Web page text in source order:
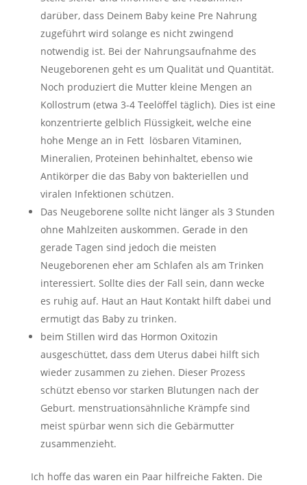
darüber, dass Deinem Baby keine Pre Nahrung
zugeführt wird solange es nicht zwingend
notwendig ist. Bei der Nahrungsaufnahme des
Neugeborenen geht es um Qualität und Quantität.
Noch produziert die Mutter kleine Mengen an
Kollostrum (etwa 3-4 Teelöffel täglich). Dies ist eine
konzentrierte gelblich Flüssigkeit, welche eine
hohe Menge an in Fett lösbaren Vitaminen,
Mineralien, Proteinen behinhaltet, ebenso wie
Antikörper die das Baby von bakteriellen und
viralen Infektionen schützen.
Das Neugeborene sollte nicht länger als 3 Stunden
ohne Mahlzeiten auskommen. Gerade in den
gerade Tagen sind jedoch die meisten
Neugeborenen eher am Schlafen als am Trinken
interessiert. Sollte dies der Fall sein, dann wecke
es ruhig auf. Haut an Haut Kontakt hilft dabei und
ermutigt das Baby zu trinken.
beim Stillen wird das Hormon Oxitozin
ausgeschüttet, dass dem Uterus dabei hilft sich
wieder zusammen zu ziehen. Dieser Prozess
schützt ebenso vor starken Blutungen nach der
Geburt. menstruationsähnliche Krämpfe sind
meist spürbar wenn sich die Gebärmutter
zusammenzieht.
Ich hoffe das waren ein Paar hilfreiche Fakten. Die